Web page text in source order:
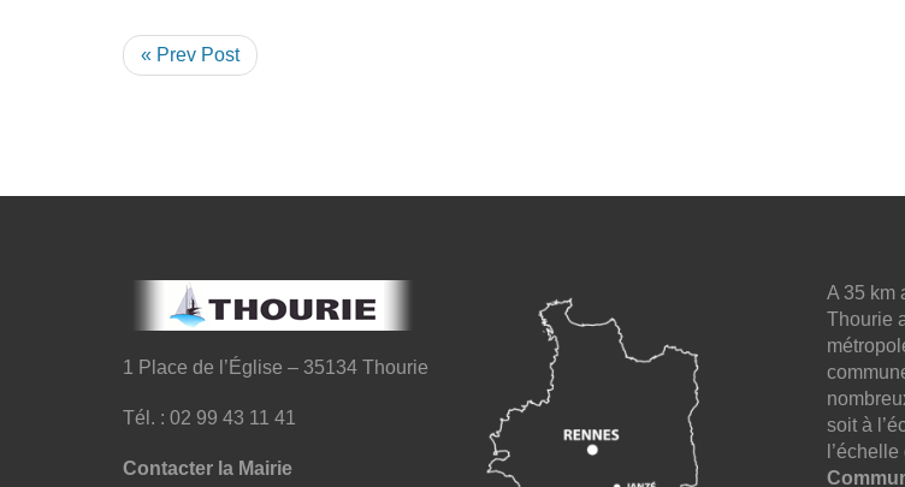
« Prev Post
1 Place de l’Église – 35134 Thourie
Tél. : 02 99 43 11 41
Contacter la Mairie
A 35 km
Thourie
soit à